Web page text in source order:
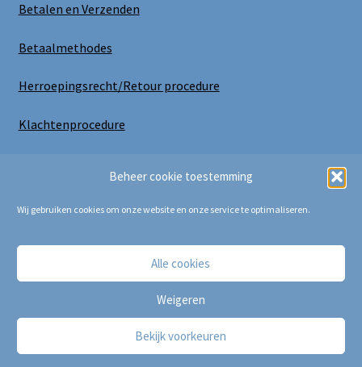
Beheer cookie toestemming
Wij gebruiken cookies om onze website en onze service te optimaliseren.
Alle cookies
Weigeren
Bekijk voorkeuren
Betalen en Verzenden
Betaalmethodes
Herroepingsrecht/Retour procedure
Klachtenprocedure
Copyright Bij Cora 2025
Zoeken
Zoeken